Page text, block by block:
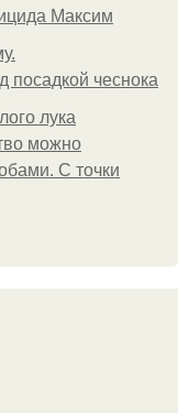
Максим
посадкой чеснока
лука
можно
С точки